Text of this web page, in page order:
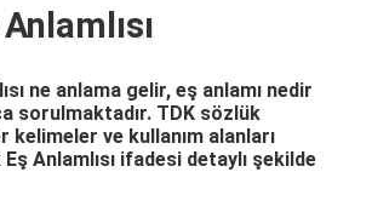
ne anlama gelir, eş anlamı nedir
sorulmaktadır. TDK sözlük
kelimeler ve kullanım alanları
Eş Anlamlısı ifadesi detaylı şekilde